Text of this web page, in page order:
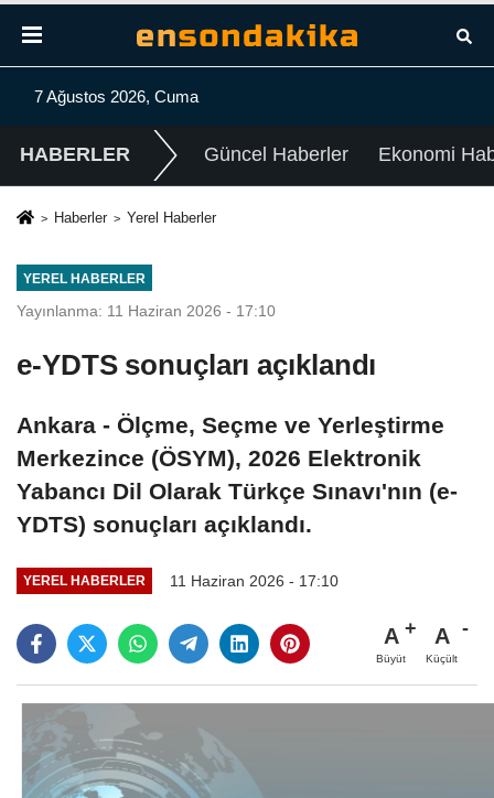
7 Ağustos 2026, Cuma
HABERLER Güncel Haberler Ekonomi
Haberler Yerel Haberler
YEREL HABERLER
Yayınlanma: 11 Haziran 2026 - 17:10
e-YDTS sonuçları açıklandı
Ankara - Ölçme, Seçme ve Yerleştirme
Merkezince (ÖSYM), 2026 Elektronik
Yabancı Dil Olarak Türkçe Sınavı'nın (e-
YDTS) sonuçları açıklandı.
YEREL HABERLER 11 Haziran 2026 - 17:10
A
Büyüt
A
Küçült